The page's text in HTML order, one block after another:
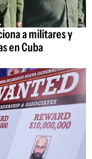
a militares y
en Cuba